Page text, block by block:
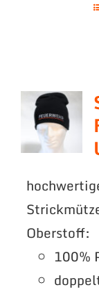
Oberstoff:
100%